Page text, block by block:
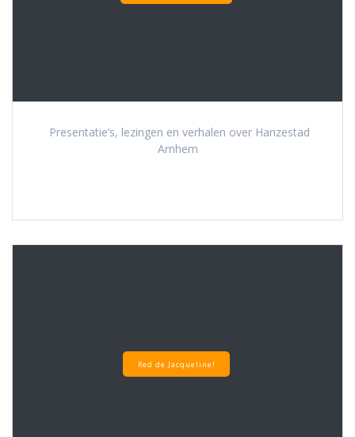
Presentatie’s, lezingen en verhalen over Hanzestad
Arnhem
Red de Jacqueline!